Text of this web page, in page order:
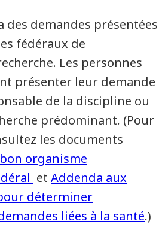
des demandes présentées
fédéraux de
Les personnes
présenter leur demande
de la discipline ou
prédominant. (Pour
les documents
organisme
et Addenda aux
déterminer
liées à la santé.)